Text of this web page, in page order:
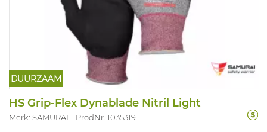
DUURZAAM
HS Grip-Flex Dynablade Nitril Light
Merk: SAMURAI ProdNr. 1035319